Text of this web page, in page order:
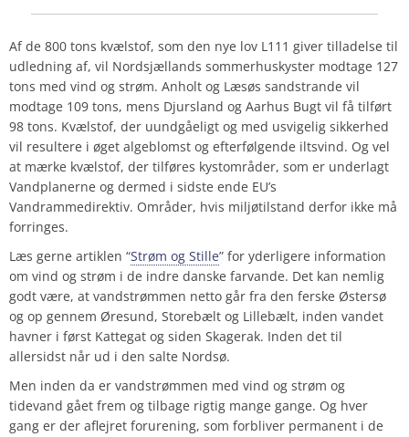
Af de 800 tons kvælstof, som den nye lov L111 giver tilladelse til
udledning af, vil Nordsjællands sommerhuskyster modtage 127
tons med vind og strøm. Anholt og Læsøs sandstrande vil
modtage 109 tons, mens Djursland og Aarhus Bugt vil få tilført
98 tons. Kvælstof, der uundgåeligt og med usvigelig sikkerhed
vil resultere i øget algeblomst og efterfølgende iltsvind. Og vel
at mærke kvælstof, der tilføres kystområder, som er underlagt
Vandplanerne og dermed i sidste ende EU’s
Vandrammedirektiv. Områder, hvis miljøtilstand derfor ikke må
forringes.
Læs gerne artiklen “Strøm og Stille” for yderligere information
om vind og strøm i de indre danske farvande. Det kan nemlig
godt være, at vandstrømmen netto går fra den ferske Østersø
og op gennem Øresund, Storebælt og Lillebælt, inden vandet
havner i først Kattegat og siden Skagerak. Inden det til
allersidst når ud i den salte Nordsø.
Men inden da er vandstrømmen med vind og strøm og
tidevand gået frem og tilbage rigtig mange gange. Og hver
gang er der aflejret forurening, som forbliver permanent i de